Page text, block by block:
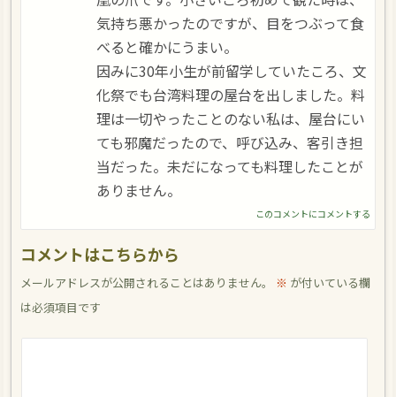
気持ち悪かったのですが、目をつぶって食
べると確かにうまい。
因みに30年小生が前留学していたころ、文
化祭でも台湾料理の屋台を出しました。料
理は一切やったことのない私は、屋台にい
ても邪魔だったので、呼び込み、客引き担
当だった。未だになっても料理したことが
ありません。
このコメントにコメントする
コメントはこちらから
メールアドレスが公開されることはありません。 ※ が付いている欄
は必須項目です